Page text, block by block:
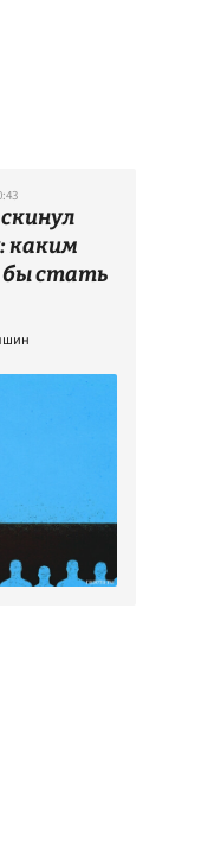
каким
бы стать